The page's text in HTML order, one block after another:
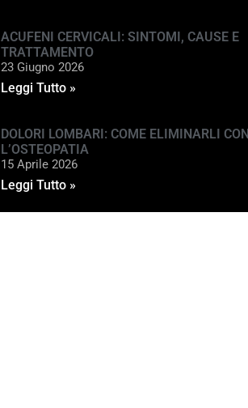
ACUFENI CERVICALI: SINTOMI, CAUSE E
TRATTAMENTO
23 Giugno 2026
Leggi Tutto »
DOLORI LOMBARI: COME ELIMINARLI CON
L’OSTEOPATIA
15 Aprile 2026
Leggi Tutto »